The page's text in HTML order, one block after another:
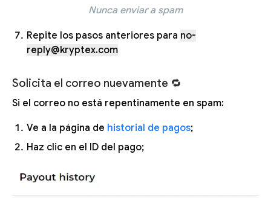
Nunca enviar a spam
Repite los pasos anteriores para no-
reply@kryptex.com
Solicita el correo nuevamente 🔁
Si el correo no está repentinamente en spam:
Ve a la página de historial de pagos;
Haz clic en el ID del pago;